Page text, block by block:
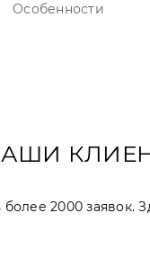
Особенности
2000